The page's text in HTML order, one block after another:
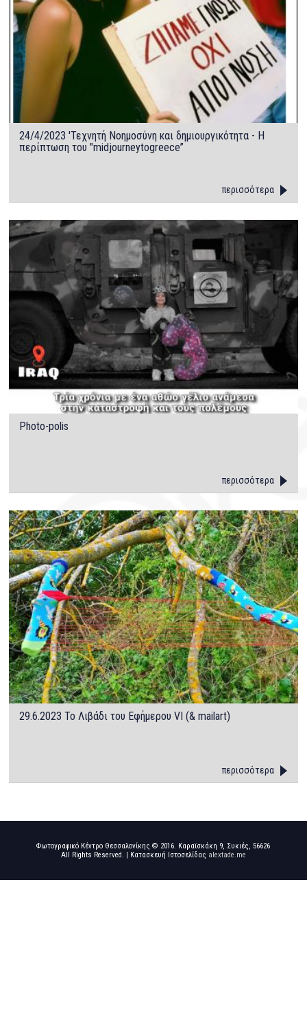
24/4/2023 'Τεχνητή Νοημοσύνη και δημιουργικότητα - Η
περίπτωση του "midjourneytogreece”
περισσότερα
Photo-polis
περισσότερα
29.6.2023 Το Λιβάδι του Εφήμερου VI (& mailart)
περισσότερα
Φωτογραφικό Κέντρο Θεσσαλονίκης © 2016. Καραϊσκάκη 9, Συκιές, 56626
All Rights Reserved. | Κατασκευή Ιστοσελίδας alextade.me